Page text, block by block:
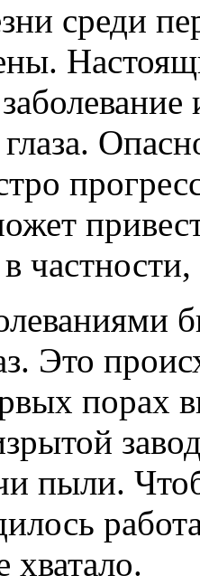
среди
Это
порах
пыли.
хватало.